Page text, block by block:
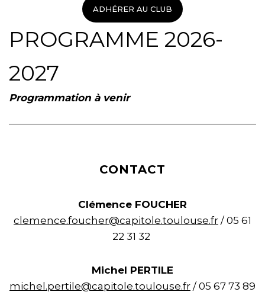
ADHÉRER AU CLUB
PROGRAMME 2026-
2027
Programmation à venir
CONTACT
Clémence FOUCHER
clemence.foucher@capitole.toulouse.fr / 05 61
22 31 32
Michel PERTILE
michel.pertile@capitole.toulouse.fr / 05 67 73 89